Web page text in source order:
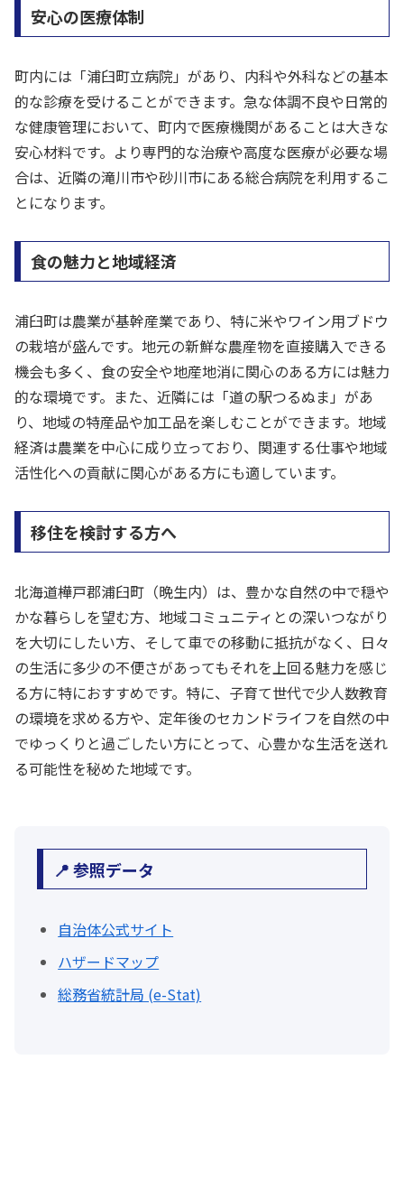
安心の医療体制
町内には「浦臼町立病院」があり、内科や外科などの基本
的な診療を受けることができます。急な体調不良や日常的
な健康管理において、町内で医療機関があることは大きな
安心材料です。より専門的な治療や高度な医療が必要な場
合は、近隣の滝川市や砂川市にある総合病院を利用するこ
とになります。
食の魅力と地域経済
浦臼町は農業が基幹産業であり、特に米やワイン用ブドウ
の栽培が盛んです。地元の新鮮な農産物を直接購入できる
機会も多く、食の安全や地産地消に関心のある方には魅力
的な環境です。また、近隣には「道の駅つるぬま」があ
り、地域の特産品や加工品を楽しむことができます。地域
経済は農業を中心に成り立っており、関連する仕事や地域
活性化への貢献に関心がある方にも適しています。
移住を検討する方へ
北海道樺戸郡浦臼町（晩生内）は、豊かな自然の中で穏や
かな暮らしを望む方、地域コミュニティとの深いつながり
を大切にしたい方、そして車での移動に抵抗がなく、日々
の生活に多少の不便さがあってもそれを上回る魅力を感じ
る方に特におすすめです。特に、子育て世代で少人数教育
の環境を求める方や、定年後のセカンドライフを自然の中
でゆっくりと過ごしたい方にとって、心豊かな生活を送れ
る可能性を秘めた地域です。
📍 参照データ
自治体公式サイト
ハザードマップ
総務省統計局 (e-Stat)